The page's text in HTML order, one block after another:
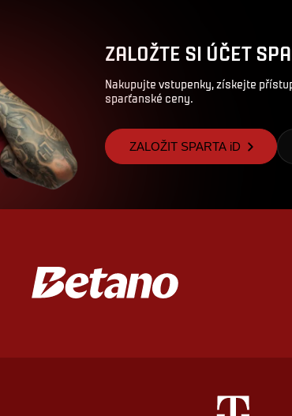
ZALOŽTE SI ÚČET
Nakupujte vstupenky, získejte
sparťanské ceny.
ZALOŽIT SPARTA iD